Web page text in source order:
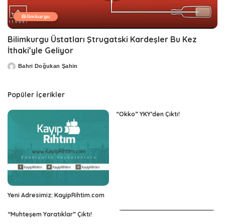
Bilimkurgu
Bilimkurgu Üstatları Ştrugatski Kardeşler Bu Kez
İthaki’yle Geliyor
PostedBahri Doğukan Şahin
Popüler İçerikler
Yeni Adresimiz: KayipRihtim.com
“Okko” YKY’den Çıktı!
“Muhteşem Yaratıklar” Çıktı!